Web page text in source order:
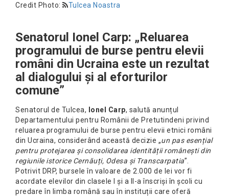
Credit Photo: Tulcea Noastra
Senatorul Ionel Carp: „Reluarea
programului de burse pentru elevii
români din Ucraina este un rezultat
al dialogului și al eforturilor
comune”
Senatorul de Tulcea, Ionel Carp, salută anunțul
Departamentului pentru Românii de Pretutindeni privind
reluarea programului de burse pentru elevii etnici români
din Ucraina, considerând această decizie „un pas esențial
pentru protejarea și consolidarea identității românești din
regiunile istorice Cernăuți, Odesa și Transcarpatia”.
Potrivit DRP, bursele în valoare de 2.000 de lei vor fi
acordate elevilor din clasele I și a II-a înscriși în școli cu
predare în limba română sau în instituții care oferă